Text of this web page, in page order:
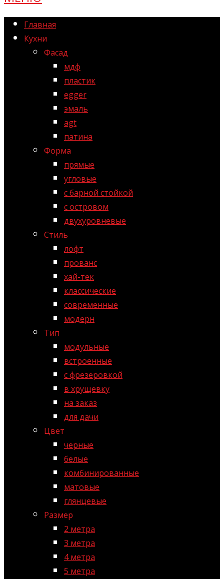
Главная
Кухни
Фасад
мдф
пластик
egger
эмаль
agt
патина
Форма
прямые
угловые
с барной стойкой
с островом
двухуровневые
Стиль
лофт
прованс
хай-тек
классические
современные
модерн
Тип
модульные
встроенные
с фрезеровкой
в хрущевку
на заказ
для дачи
Цвет
черные
белые
комбинированные
матовые
глянцевые
Размер
2 метра
3 метра
4 метра
5 метра